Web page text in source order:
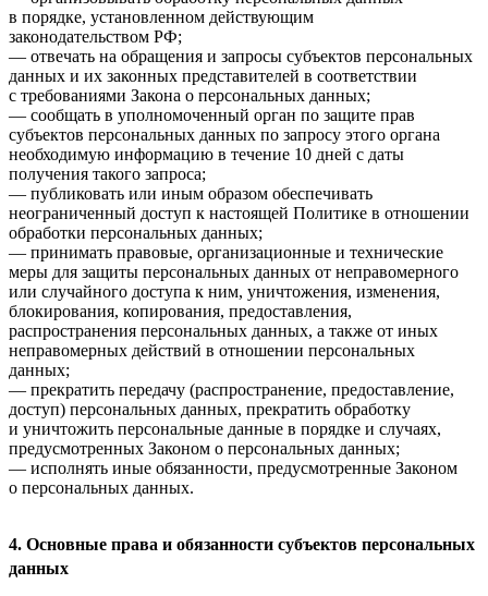
в порядке, установленном действующим
законодательством РФ;
— отвечать на обращения и запросы субъектов персональных
данных и их законных представителей в соответствии
с требованиями Закона о персональных данных;
— сообщать в уполномоченный орган по защите прав
субъектов персональных данных по запросу этого органа
необходимую информацию в течение 10 дней с даты
получения такого запроса;
— публиковать или иным образом обеспечивать
неограниченный доступ к настоящей Политике в отношении
обработки персональных данных;
— принимать правовые, организационные и технические
меры для защиты персональных данных от неправомерного
или случайного доступа к ним, уничтожения, изменения,
блокирования, копирования, предоставления,
распространения персональных данных, а также от иных
неправомерных действий в отношении персональных
данных;
— прекратить передачу (распространение, предоставление,
доступ) персональных данных, прекратить обработку
и уничтожить персональные данные в порядке и случаях,
предусмотренных Законом о персональных данных;
— исполнять иные обязанности, предусмотренные Законом
о персональных данных.
4. Основные права и обязанности субъектов персональных
данных